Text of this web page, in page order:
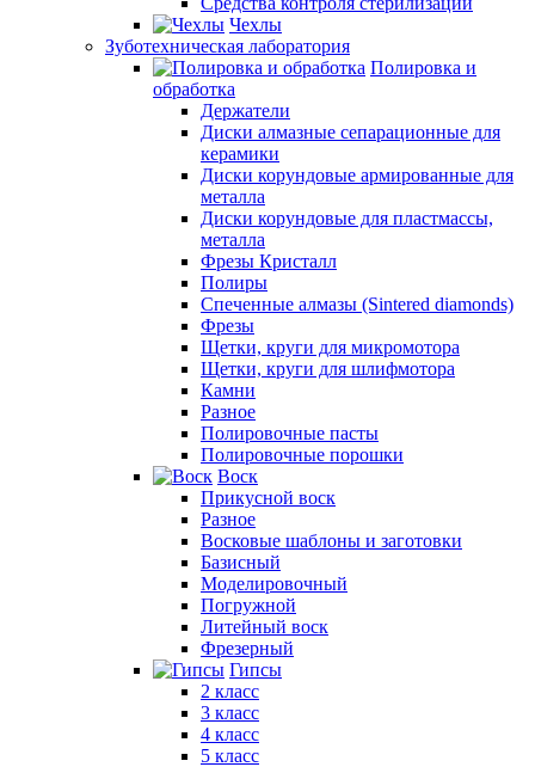
Чехлы
Зуботехническая лаборатория
Полировка и
обработка
Держатели
Диски алмазные сепарационные для
керамики
Диски корундовые армированные для
металла
Диски корундовые для пластмассы,
металла
Фрезы Кристалл
Полиры
Спеченные алмазы (Sintered diamonds)
Фрезы
Щетки, круги для микромотора
Щетки, круги для шлифмотора
Камни
Разное
Полировочные пасты
Полировочные порошки
Воск
Прикусной воск
Разное
Восковые шаблоны и заготовки
Базисный
Моделировочный
Погружной
Литейный воск
Фрезерный
Гипсы
2 класс
3 класс
4 класс
5 класс